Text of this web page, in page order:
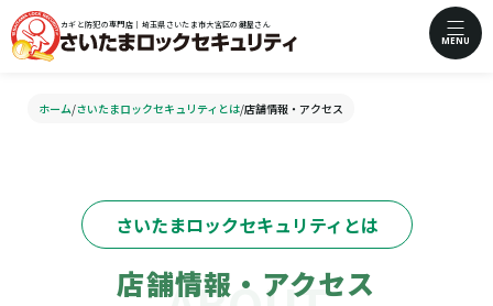
カギと防犯の専門店｜埼玉県さいたま市大宮区の鍵屋さん
MENU
ホーム/さいたまロックセキュリティとは/店舗情報・アクセス
さいたまロックセキュリティとは
店舗情報・アクセス